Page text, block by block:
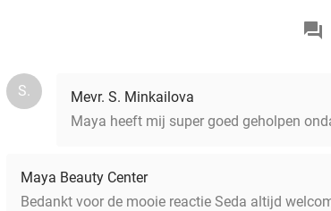
S.
Mevr. S. Minkailova
Maya heeft mij super goed geholpen
Maya Beauty Center
Bedankt voor de mooie reactie Seda altijd